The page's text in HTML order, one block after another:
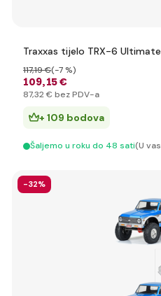
Traxxas tijelo TRX-6
109,15 €
117,19 €(-7 %)
87,32 € bez PDV-a
+ 109 bodova
Šaljemo u roku do 48 sati(U
-32%